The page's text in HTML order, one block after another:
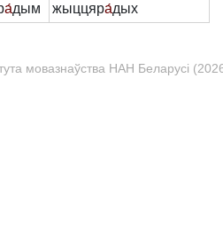
а́дым жыццяра́дых
мовазнаўства НАН Беларусі